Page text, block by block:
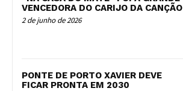
VENCEDORA DO CARIJO DA CANÇÃO
2 de junho de 2026
PONTE DE PORTO XAVIER DEVE
FICAR PRONTA EM 2030